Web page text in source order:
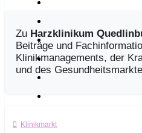
Zu Harzklinikum
Beiträge und
Klinikmanagements, der
und des
Klinikmarkt